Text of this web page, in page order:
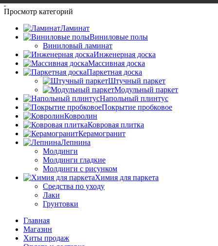
Просмотр категорий
Ламинат
Виниловые полы
Виниловый ламинат
Инженерная доска
Массивная доска
Паркетная доска
Штучный паркет
Модульный паркет
Напольный плинтус
Покрытие пробковое
Ковролин
Ковровая плитка
Керамогранит
Лепнина
Молдинги
Молдинги гладкие
Молдинги с рисунком
Химия для паркета
Средства по уходу
Лаки
Грунтовки
Главная
Магазин
Хиты продаж